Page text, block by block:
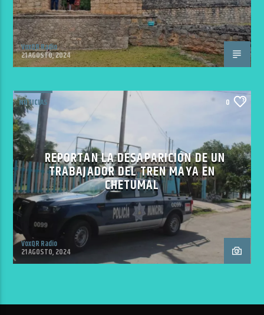
VoxQR Radio
21 AGOSTO, 2024
NOTICIAS 0
REPORTAN LA DESAPARICIÓN DE UN
TRABAJADOR DEL TREN MAYA EN
CHETUMAL
VoxQR Radio
21 AGOSTO, 2024